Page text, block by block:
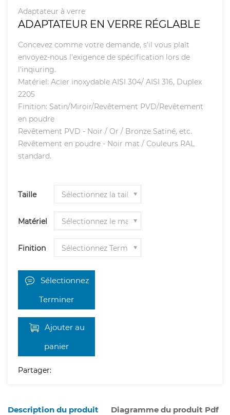
Adaptateur à verre
ADAPTATEUR EN VERRE RÉGLABLE
Concevez comme votre demande, s'il vous plaît
envoyez-nous l'exigence de spécification lors de
l'inqiuring.
Matériel: Acier inoxydable AISI 304/ AISI 316, Duplex
2205
Finition: Satin/Miroir/Revêtement PVD/Revêtement
en poudre
Revêtement PVD - Noir / Or / Bronze Satiné, etc.
Revêtement en poudre - Noir mat / Couleurs RAL
standard.
Taille
Matériel
Finition
Sélectionnez
Terminer
Ajouter au
panier
Partager:
Description du produit Diagramme du produit Pdf